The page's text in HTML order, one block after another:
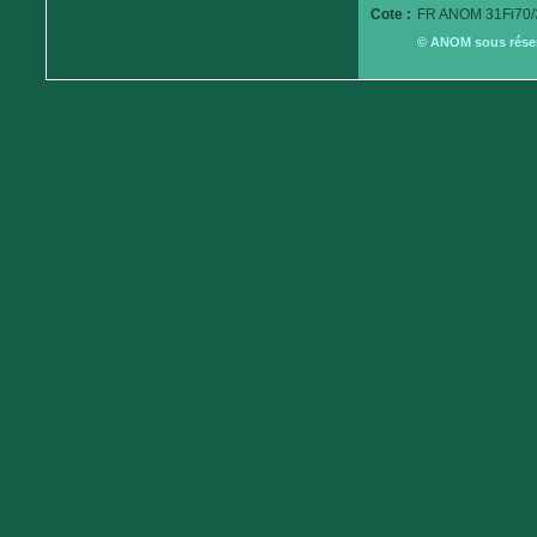
Cote : FR ANOM
© ANOM sous